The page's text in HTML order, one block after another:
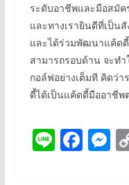
ระดับอาชีพและมือสมัค
และทางเรายินดีที่เป็น
และได้ร่วมพัฒนาแค้ดดี้
สามารถรอบด้าน จะท
กอล์ฟอย่างเต็มที คิดว่
ดี้ได้เป็นแค้ดดี้มืออาชีพ
Li F